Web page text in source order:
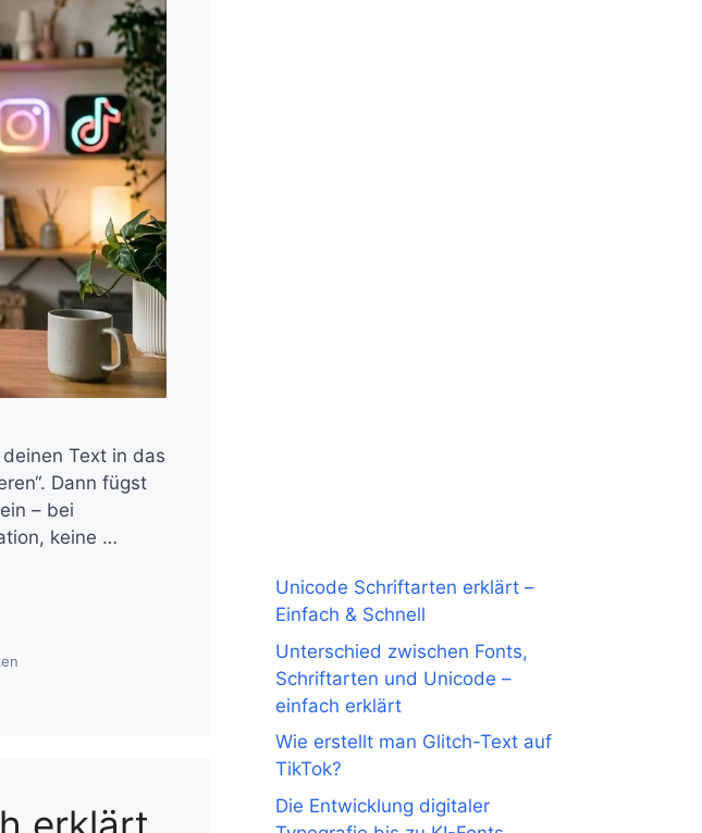
Text in das
Dann fügst
– bei
keine …
Unicode Schriftarten erklärt –
Einfach & Schnell
Unterschied zwischen Fonts,
Schriftarten und Unicode –
einfach erklärt
Wie erstellt man Glitch-Text auf
TikTok?
Die Entwicklung digitaler